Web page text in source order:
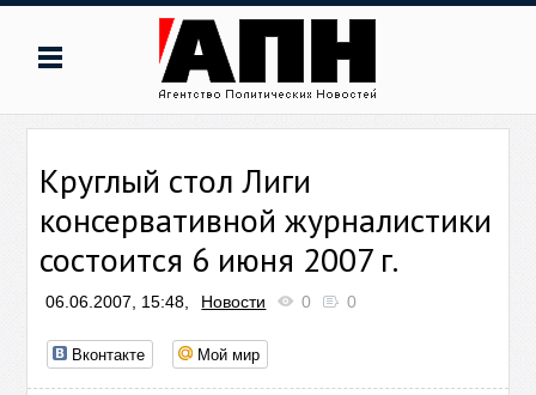
Круглый стол Лиги
консервативной журналистики
состоится 6 июня 2007 г.
06.06.2007, 15:48, Новости 0 0
Вконтакте Мой мир